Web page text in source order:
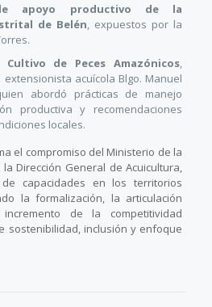
apoyo productivo de la
de Belén, expuestos por la
de Peces Amazónicos,
acuícola Blgo. Manuel
abordó prácticas de manejo
productiva y recomendaciones
locales.
el compromiso del Ministerio de la
Dirección General de Acuicultura,
capacidades en los territorios
la formalización, la articulación
de la competitividad
sostenibilidad, inclusión y enfoque